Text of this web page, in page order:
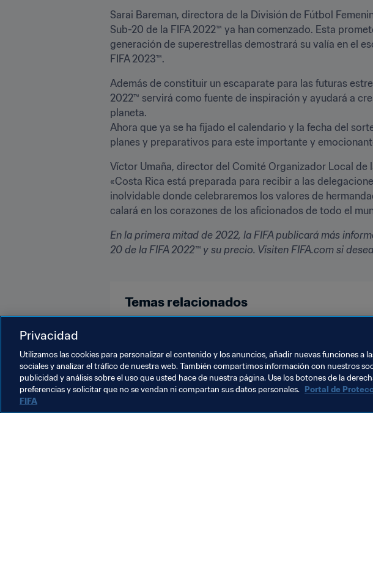
Sarai Bareman, directora de la División de Fútbol Femenino de la FIFA, declaró: «Los
Sub-20 de la FIFA 2022™ ya han comenzado. Esta
generación de superestrellas demostrará su valía en el
FIFA 2023™.
Además de constituir un escaparate para las futuras
2022™ servirá como fuente de inspiración y ayudará a
planeta.
Ahora que ya se ha fijado el calendario y la fecha del
planes y preparativos para este importante y
Víctor Umaña, director del Comité Organizador Local de
«Costa Rica está preparada para recibir a las
inolvidable donde celebraremos los valores de
calará en los corazones de los aficionados de todo el
En la primera mitad de 2022, la FIFA publicará más
20 de la FIFA 2022™ y su precio. Visiten FIFA.com si
Temas relacionados
Privacidad
Utilizamos las cookies para personalizar el contenido y los anuncios, añadir nuevas funciones a
sociales y analizar el tráfico de nuestra web. También compartimos información con nuestros
publicidad y análisis sobre el uso que usted hace de nuestra página. Use los botones de la
preferencias y solicitar que no se vendan ni compartan sus datos personales. Portal de
FIFA